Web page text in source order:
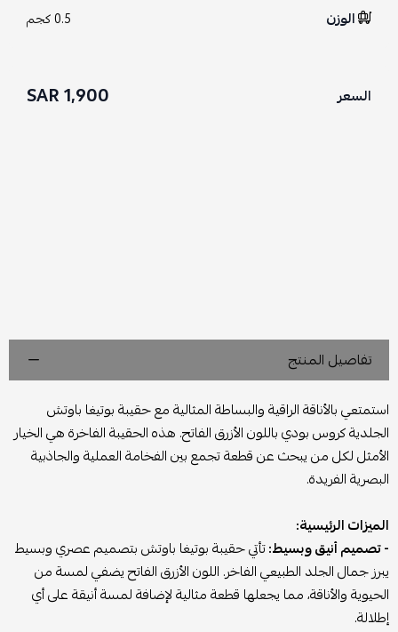
الوزن 0.5 كجم
السعر 1,900 SAR
تفاصيل المنتج
استمتعي بالأناقة الراقية والبساطة المثالية مع حقيبة بوتيغا باوتش
الجلدية كروس بودي باللون الأزرق الفاتح. هذه الحقيبة الفاخرة هي الخيار
الأمثل لكل من يبحث عن قطعة تجمع بين الفخامة العملية والجاذبية
البصرية الفريدة.
الميزات الرئيسية:
- تصميم أنيق وبسيط:تأتي حقيبة بوتيغا باوتش بتصميم عصري وبسيط
يبرز جمال الجلد الطبيعي الفاخر. اللون الأزرق الفاتح يضفي لمسة من
الحيوية والأناقة، مما يجعلها قطعة مثالية لإضافة لمسة أنيقة على أي
إطلالة.